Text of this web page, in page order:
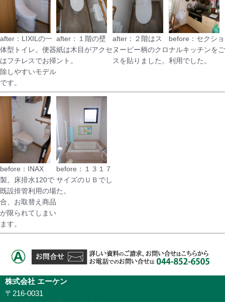
after：LIXILの一
体型トイレ。便器
はフチレスでお掃
除しやすいモデル
です。
after：１階の壁
紙は木目がアクセ
ント。
after：２階はス
ヌーピー柄のクロ
スを貼りました。
before：セクショ
ナルキッチンをご
利用でした。
before：INAX
製。床排水120で
既設排管利用の場
合、お取替え商品
が限られてしまい
ます。
before：１３１７
サイズのＵＢでし
た。
株式会社 エーケン
〒216-0031